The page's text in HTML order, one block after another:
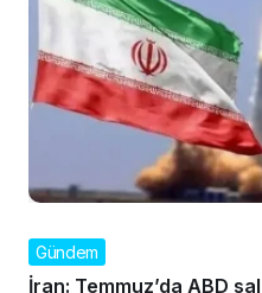
Gündem
İran: Temmuz’da ABD